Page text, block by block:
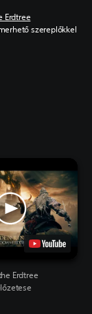
Erdtree
szereplőkkel
Erdtree